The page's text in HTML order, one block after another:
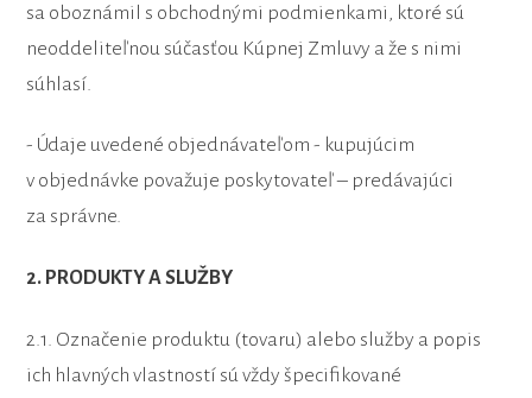
sa oboznámil s obchodnými podmienkami, ktoré sú
neoddeliteľnou súčasťou Kúpnej Zmluvy a že s nimi
súhlasí.
- Údaje uvedené objednávateľom - kupujúcim
v objednávke považuje poskytovateľ – predávajúci
za správne.
2. PRODUKTY A SLUŽBY
2.1. Označenie produktu (tovaru) alebo služby a popis
ich hlavných vlastností sú vždy špecifikované